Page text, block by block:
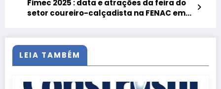
Fimec 2025 : data e atrações da feira do
setor coureiro-calçadista na FENAC em
LEIA TAMBÉM